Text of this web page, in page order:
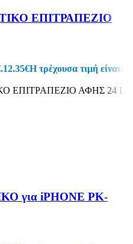
ΕΠΙΤΡΑΠΕΖΙΟ
12.35€Η τρέχουσα τιμή είναι:
ΕΠΙΤΡΑΠΕΖΙΟ ΑΦΗΣ 24
για iPHONE PK-